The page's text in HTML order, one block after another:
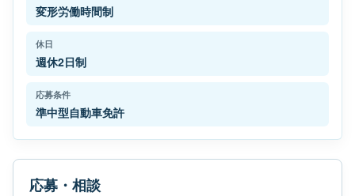
変形労働時間制
休日
週休2日制
応募条件
準中型自動車免許
応募・相談